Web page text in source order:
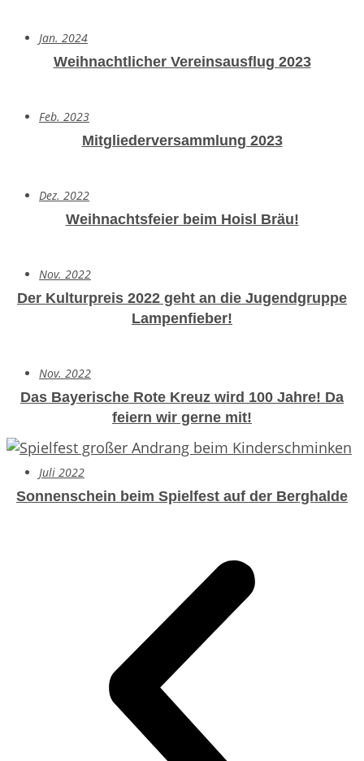
Jan. 2024
Weihnachtlicher Vereinsausflug 2023
Feb. 2023
Mitgliederversammlung 2023
Dez. 2022
Weihnachtsfeier beim Hoisl Bräu!
Nov. 2022
Der Kulturpreis 2022 geht an die Jugendgruppe
Lampenfieber!
Nov. 2022
Das Bayerische Rote Kreuz wird 100 Jahre! Da
feiern wir gerne mit!
Juli 2022
Sonnenschein beim Spielfest auf der Berghalde